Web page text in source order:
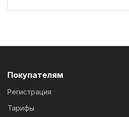
Покупателям
Регистрация
Тарифы